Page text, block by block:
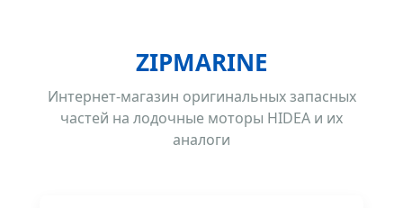
ZIPMARINE
Интернет-магазин оригинальных запасных
частей на лодочные моторы HIDEA и их
аналоги